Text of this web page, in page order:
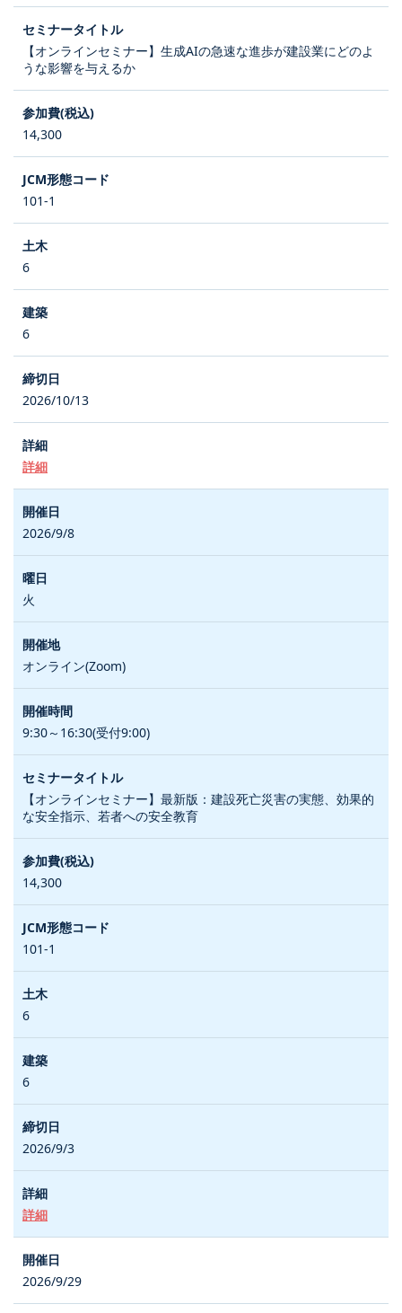
【オンラインセミナー】生成AIの急速な進歩が建設業にどのよ
うな影響を与えるか
14,300
101-1
6
6
2026/10/13
詳細
2026/9/8
火
オンライン(Zoom)
9:30～16:30(受付9:00)
【オンラインセミナー】最新版：建設死亡災害の実態、効果的
な安全指示、若者への安全教育
14,300
101-1
6
6
2026/9/3
詳細
2026/9/29